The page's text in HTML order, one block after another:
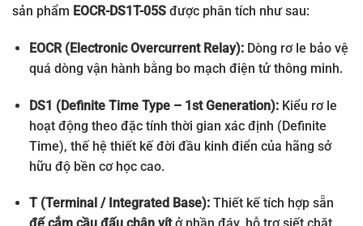
sản phẩm EOCR-DS1T-05S được phân tích như sau:
EOCR (Electronic Overcurrent Relay):Dòng rơ le bảo vệ
quá dòng vận hành bằng bo mạch điện tử thông minh.
DS1 (Definite Time Type – 1st Generation):Kiểu rơ le
hoạt động theo đặc tính thời gian xác định (Definite
Time), thế hệ thiết kế đời đầu kinh điển của hãng sở
hữu độ bền cơ học cao.
T (Terminal / Integrated Base):Thiết kế tích hợp sẵn